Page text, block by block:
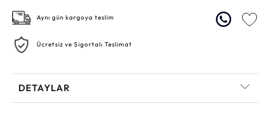
Aynı gün kargoya teslim
Ücretsiz ve Sigortalı Teslimat
DETAYLAR